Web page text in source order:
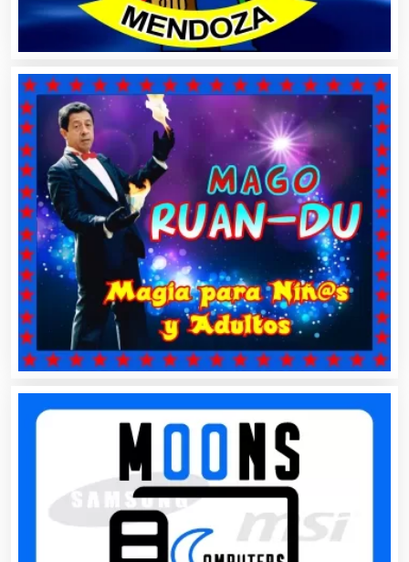
Artículos para Regalos
Artículos Personales
Artículos Publicitarios
Aseguradoras
Asesores Técnicos
Asesoría Fiscal
Asociaciones Civiles